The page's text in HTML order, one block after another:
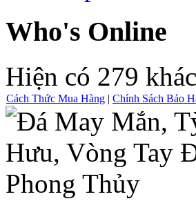
Who's Online
Hiện có 279
Cách Thức Mua Hàng | Chính Sách Bảo